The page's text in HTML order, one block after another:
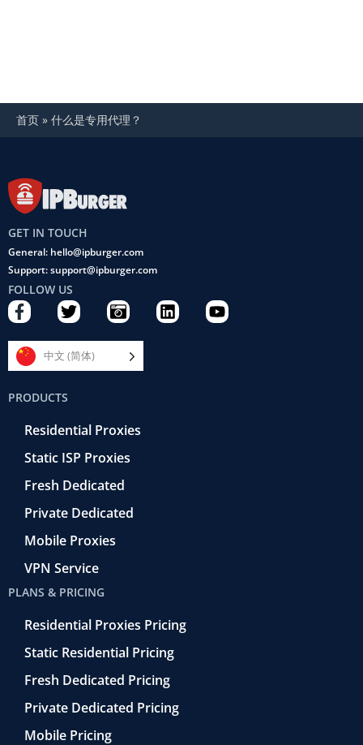
首页 » 什么是专用代理？
GET IN TOUCH
General: hello@ipburger.com
Support: support@ipburger.com
FOLLOW US
F
a
c
e
b
o
o
k
T
w
i
t
t
C
a
m
r
e
t
r
o
L
i
Y
o
中文 (简体)
PRODUCTS
Residential Proxies
Static ISP Proxies
Fresh Dedicated
Private Dedicated
Mobile Proxies
VPN Service
PLANS & PRICING
Residential Proxies Pricing
Static Residential Pricing
Fresh Dedicated Pricing
Private Dedicated Pricing
Mobile Pricing